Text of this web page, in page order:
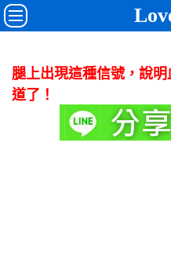
腿上出現這種信號，說
道了！